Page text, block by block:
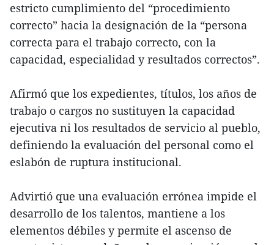
estricto cumplimiento del “procedimiento
correcto” hacia la designación de la “persona
correcta para el trabajo correcto, con la
capacidad, especialidad y resultados correctos”.
Afirmó que los expedientes, títulos, los años de
trabajo o cargos no sustituyen la capacidad
ejecutiva ni los resultados de servicio al pueblo,
definiendo la evaluación del personal como el
eslabón de ruptura institucional.
Advirtió que una evaluación errónea impide el
desarrollo de los talentos, mantiene a los
elementos débiles y permite el ascenso de